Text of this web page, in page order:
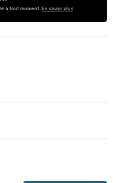
à tout moment. En savoir plus